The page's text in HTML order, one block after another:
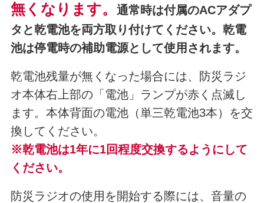
無くなります。
通常時は付属のACアダプ
タと乾電池を両方取り付けてください。乾電
池は停電時の補助電源として使用されます。
乾電池残量が無くなった場合には、防災ラジ
オ本体右上部の「電池」ランプが赤く点滅し
ます。本体背面の電池（単三乾電池3本）を交
換してください。
※乾電池は1年に1回程度交換するようにして
ください。
防災ラジオの使用を開始する際には、音量の